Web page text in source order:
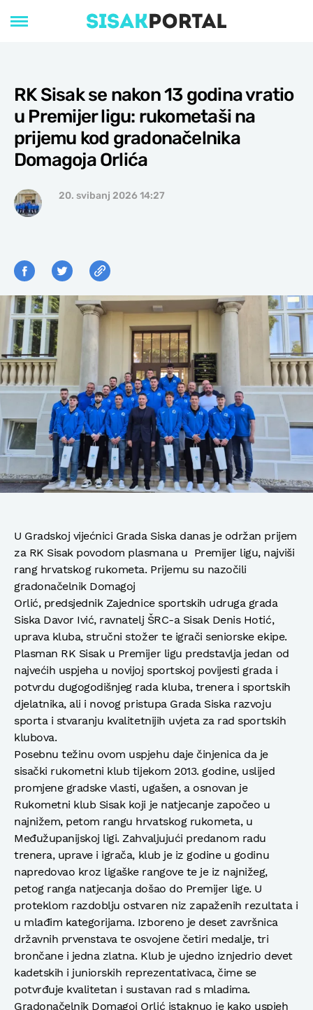
RK Sisak se nakon 13 godina vratio
u Premijer ligu: rukometaši na
prijemu kod gradonačelnika
Domagoja Orlića
20. svibanj 2026 14:27
U Gradskoj vijećnici Grada Siska danas je održan prijem
za RK Sisak povodom plasmana u Premijer ligu, najviši
rang hrvatskog rukometa. Prijemu su nazočili
gradonačelnik Domagoj
Orlić, predsjednik Zajednice sportskih udruga grada
Siska Davor Ivić, ravnatelj ŠRC-a Sisak Denis Hotić,
uprava kluba, stručni stožer te igrači seniorske ekipe.
Plasman RK Sisak u Premijer ligu predstavlja jedan od
najvećih uspjeha u novijoj sportskoj povijesti grada i
potvrdu dugogodišnjeg rada kluba, trenera i sportskih
djelatnika, ali i novog pristupa Grada Siska razvoju
sporta i stvaranju kvalitetnijih uvjeta za rad sportskih
klubova.
Posebnu težinu ovom uspjehu daje činjenica da je
sisački rukometni klub tijekom 2013. godine, uslijed
promjene gradske vlasti, ugašen, a osnovan je
Rukometni klub Sisak koji je natjecanje započeo u
najnižem, petom rangu hrvatskog rukometa, u
Međužupanijskoj ligi. Zahvaljujući predanom radu
trenera, uprave i igrača, klub je iz godine u godinu
napredovao kroz ligaške rangove te je iz najnižeg,
petog ranga natjecanja došao do Premijer lige. U
proteklom razdoblju ostvaren niz zapaženih rezultata i
u mlađim kategorijama. Izboreno je deset završnica
državnih prvenstava te osvojene četiri medalje, tri
brončane i jedna zlatna. Klub je ujedno iznjedrio devet
kadetskih i juniorskih reprezentativaca, čime se
potvrđuje kvalitetan i sustavan rad s mladima.
Gradonačelnik Domagoj Orlić istaknuo je kako uspjeh